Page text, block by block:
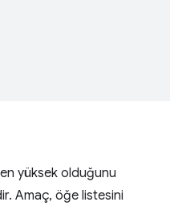
yüksek olduğunu
Amaç, öğe listesini